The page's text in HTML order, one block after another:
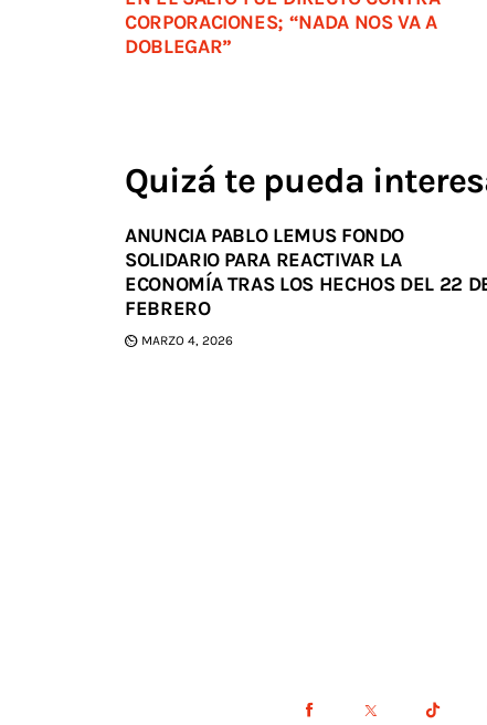
CORPORACIONES; “NADA NOS VA A
DOBLEGAR”
Quizá te pueda
ANUNCIA PABLO LEMUS FONDO
SOLIDARIO PARA REACTIVAR LA
ECONOMÍA TRAS LOS HECHOS DEL 22
FEBRERO
MARZO 4, 2026